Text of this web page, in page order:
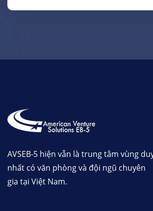
AVSEB-5 hiện vẫn là trung tâm vùng
nhất có văn phòng và đội ngũ chuyên
gia tại Việt Nam.